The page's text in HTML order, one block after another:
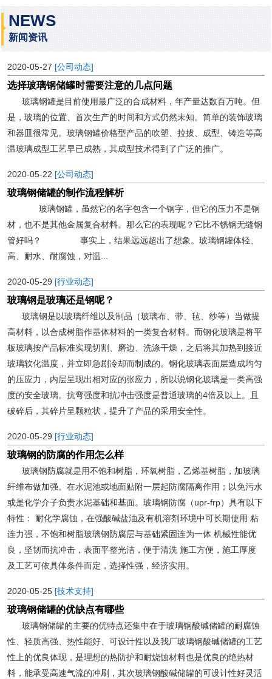
NEWS
新闻资讯
2020-05-27 [公司动态]
选择玻璃钢储罐时需要注意的几点问题
玻璃钢罐是目前使用最广泛的合成材料，年产量达数百万吨。但
是，玻璃的位置、首次生产的时间和方式仍然未知。简单的装饰玻璃
和器皿很常见。玻璃钢罐价格型产品的吹塑、拉拔、成型、铸造等高
温玻璃成型工艺早已成熟，其成型技术得到了广泛的推广。
2020-05-22 [公司动态]
玻璃钢储罐的制作流程解析
玻璃钢罐，虽然它的名字包含一个钢字，但它的压力不是钢
材，也不是其他金属复合材料。那么它的表现呢？它比不锈钢无缝钢
管好吗？ 事实上，结果远远超出了想象。玻璃钢罐体轻、
高、耐水、耐腐蚀，对温...
2020-05-29 [行业动态]
玻璃钢是玻璃还是钢呢？
玻璃钢是以玻璃纤维以及制品（玻璃布、带、毡、纱等）当做提
高材料，以合成树脂作基体材料的一类复合材料。而钢化玻璃是将平
板玻璃按产品标准实现切割、磨边、洗涤干燥，之后将其加热到接近
玻璃软化温度，并立即急剧冷却而制成的。钢化玻璃表面层造成均匀
的压应力，内层呈现出相对应的张应力，所以说钢化玻璃是一类高强
度的安全玻璃。抗弯强度和抗冲击强度是普通玻璃的4倍及以上。且
破碎后，其碎片呈颗粒状，提升了产品的采用安全性。
2020-05-29 [行业动态]
玻璃钢的防腐的作用怎么样
玻璃钢防腐就是用不饱和树脂，环氧树脂，乙烯基树脂，加玻璃
纤维布做加强。在水泥池或地面贴附一层起防腐隔离作用；以免污水
或是化学介子负责水泥基础和基面。玻璃钢防腐（upr-frp）具有以下
特性： 耐化学腐蚀，在强酸碱盐油及有机溶剂环境中可长期使用 粘
连力强，不饱和树脂玻璃钢防腐层与基础紧固连为一体 机械性能优
良，坚韧而抗冲击，表面平整光洁，便于清洗 施工方便，施工厚度
及工艺可依具体条件而定，选择性强，经济实用。
2020-05-25 [技术支持]
玻璃钢储罐的优缺点有哪些
玻璃钢储罐的主要的优特点还集中在于玻璃钢酸碱储罐的耐腐蚀
性、轻质高强、热性能好、可设计性以及我厂玻璃钢酸碱储罐的工艺
性上的优良体现，是理想的热防护和耐烧蚀材料也是优良的绝热材
料，能承受高速气流的冲刷，其次玻璃钢酸碱储罐的可设计性好灵活